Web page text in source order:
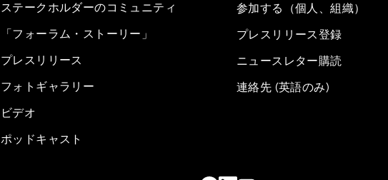
ステークホルダーのコミュニティ
「フォーラム・ストーリー」
プレスリリース
フォトギャラリー
ビデオ
ポッドキャスト
参加する（個人、組織）
プレスリリース登録
ニュースレター購読
連絡先 (英語のみ)